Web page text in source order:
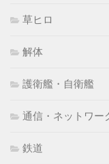
草ヒロ
解体
護衛艦・自衛艦
通信・ネットワー
鉄道